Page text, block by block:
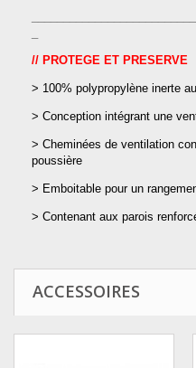
// PROTEGE ET PRESERVE
> 100% polypropylène inerte
> Conception intégrant une
> Cheminées de ventilation
poussière
> Emboitable pour un
> Contenant aux parois
ACCESSOIRES